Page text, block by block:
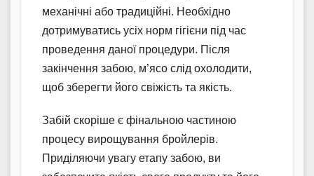
механічні або традиційні. Необхідно
дотримуватись усіх норм гігієни під час
проведення даної процедури. Після
закінчення забою, м’ясо слід охолодити,
щоб зберегти його свіжість та якість.
Забій скоріше є фінальною частиною
процесу вирощування бройлерів.
Приділяючи увагу етапу забою, ви